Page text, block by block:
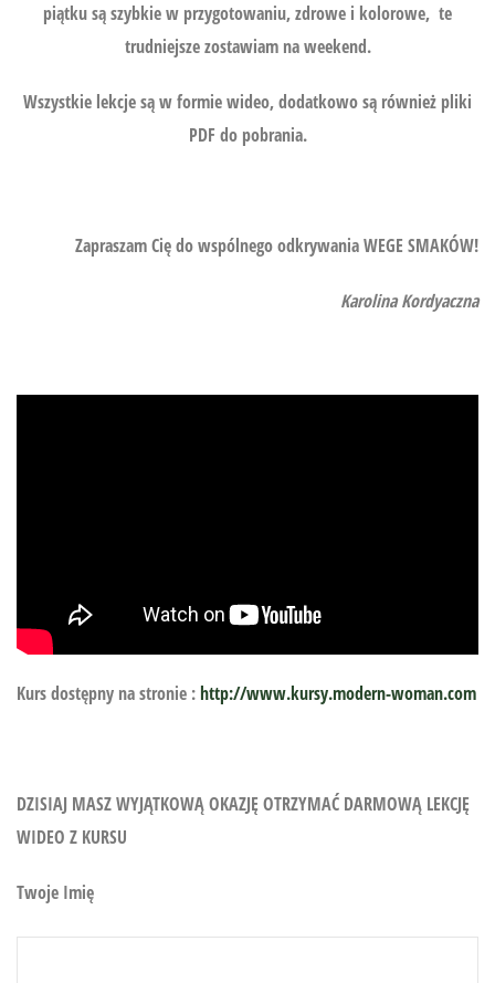
piątku są szybkie w przygotowaniu, zdrowe i kolorowe, te
trudniejsze zostawiam na weekend.
Wszystkie lekcje są w formie wideo, dodatkowo są również pliki
PDF do pobrania.
Zapraszam Cię do wspólnego odkrywania WEGE SMAKÓW!
Karolina Kordyaczna
Kurs dostępny na stronie :http://www.kursy.modern-woman.com
DZISIAJ MASZ WYJĄTKOWĄ OKAZJĘ OTRZYMAĆ DARMOWĄ LEKCJĘ
WIDEO Z KURSU
Twoje Imię